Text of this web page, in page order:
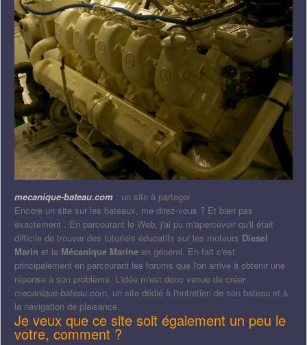
mecanique-bateau.com : un site à partager
Encore un site sur les bateaux, me direz-vous ? Et bien pas
exactement . En parcourant le Web, j'ai pu m'apercevoir qu'il était
difficile de trouver des tutoriels éducatifs sur les moteurs Diesel
Marin et la Mécanique Marine en général. En fait c'est
principalement en parcourant les forums que l'on arrive à obtenir une
réponse à son problème. L'idée m'est donc venue de créer
mecanique-bateau.com, un site dédié à l'entretien de son bateau et à
la navigation de plaisance.
Je veux que ce site soit également un peu le
votre, comment ?